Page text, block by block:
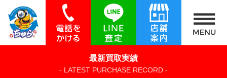
最新買取実績
- LATEST PURCHASE RECORD -